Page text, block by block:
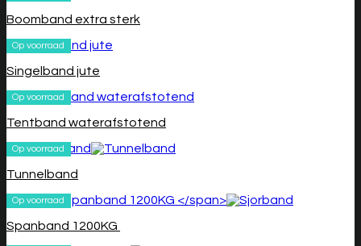
Boomband extra sterk
Op voorraad
Singelband jute
Op voorraad
Tentband waterafstotend
Op voorraad
Tunnelband
Op voorraad
Spanband 1200KG